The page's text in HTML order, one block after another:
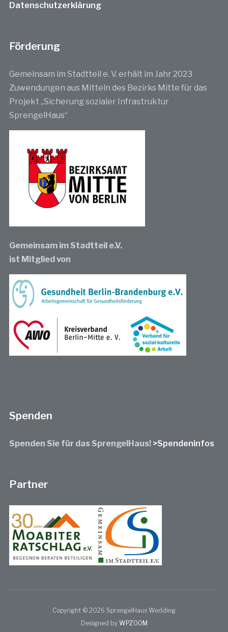
Datenschutzerklärung
Förderung
Gemeinsam im Stadtteil e. V. erhält im Jahr 2023
Zuwendungen aus Mitteln des Bezirks Mitte für das
Projekt „Sicherung sozialer Infrastruktur
SprengelHaus“
Gemeinsam im Stadtteil e.V.
ist Mitglied von
Spenden
Spenden Sie für das SprengelHaus! >Spendeninfos
Partner
Copyright © 2026 SprengelHaus Wedding
Designed by WPZOOM